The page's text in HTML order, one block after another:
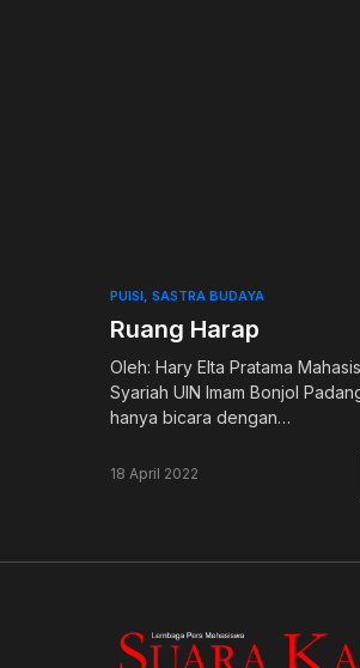
PUISI SASTRA BUDAYA
Ruang Harap
Oleh: Hary Elta Pratama
Syariah UIN Imam Bonjol
hanya bicara dengan…
18 April 2022